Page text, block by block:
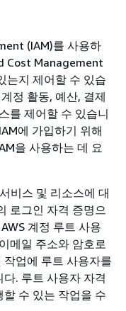
(IAM)를 사용하
Cost Management
는지 제어할 수 있습
정 활동, 예산, 결제
를 제어할 수 있습니
에 가입하기 위해
을 사용하는 데 요
비스 및 리소스에 대
로그인 자격 증명으
계정 루트 사용
메일 주소와 암호로
업에 루트 사용자를
. 루트 사용자 자격
수 있는 작업을 수